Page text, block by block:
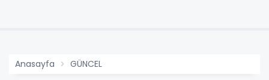
Anasayfa GÜNCEL